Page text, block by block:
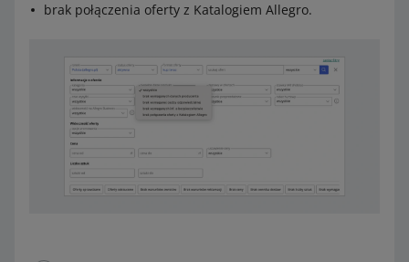
brak połączenia oferty z Katalogiem Allegro.